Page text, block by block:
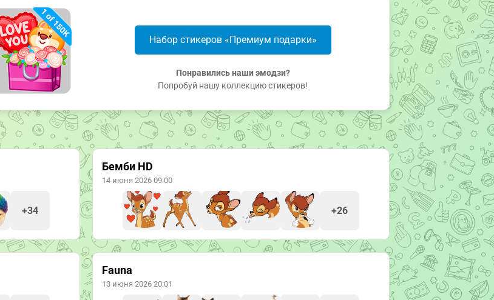
Набор стикеров «Премиум подарки»
Понравились наши эмодзи?
Попробуй нашу коллекцию стикеров!
+34
Бемби HD
14 июня 2026 09:00
+26
Fauna
13 июня 2026 20:01